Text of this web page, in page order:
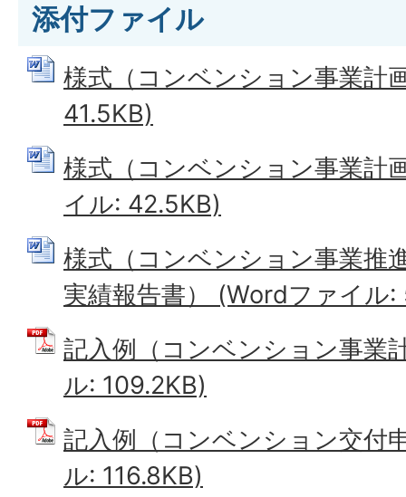
添付ファイル
様式（コンベンション事業計
41.5KB)
様式（コンベンション事業計
イル: 42.5KB)
様式（コンベンション事業推
実績報告書） (Wordファイル
記入例（コンベンション事業
ル: 109.2KB)
記入例（コンベンション交付
ル: 116.8KB)